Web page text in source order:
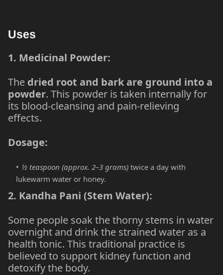
Uses
1. Medicinal Powder:
The dried root and bark are ground into a
powder. This powder is taken internally for
its blood-cleansing and pain-relieving
effects.
Dosage:
½ teaspoon (approx. 2–3 grams) twice a day with
lukewarm water or honey.
2. Kandha Pani (Stem Water):
Some people soak the thorny stems in water
overnight and drink the strained water as a
health tonic. This traditional practice is
believed to support kidney function and
detoxify the body.